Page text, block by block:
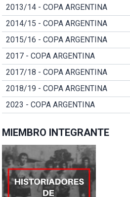
2013/14 - COPA ARGENTINA
2014/15 - COPA ARGENTINA
2015/16 - COPA ARGENTINA
2017 - COPA ARGENTINA
2017/18 - COPA ARGENTINA
2018/19 - COPA ARGENTINA
2023 - COPA ARGENTINA
MIEMBRO INTEGRANTE